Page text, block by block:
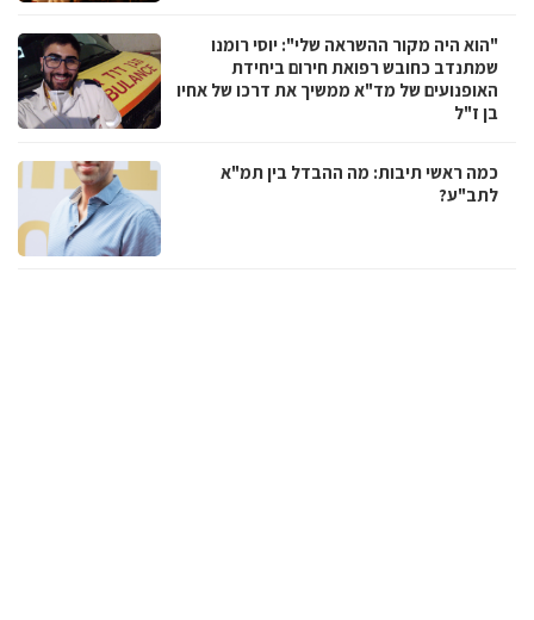
"הוא היה מקור ההשראה שלי": יוסי רומנו
שמתנדב כחובש רפואת חירום ביחידת
האופנועים של מד"א ממשיך את דרכו של אחיו
בן ז"ל
כמה ראשי תיבות: מה ההבדל בין תמ"א
לתב"ע?